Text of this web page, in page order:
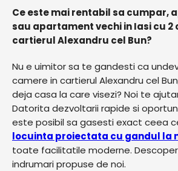
Ce este mai rentabil sa cumpar,
sau apartament vechi in Iasi cu 2
cartierul Alexandru cel Bun?
Nu e uimitor sa te gandesti ca
camere in cartierul Alexandru cel
deja casa la care visezi? Noi te
Datorita dezvoltarii rapide si
este posibil sa gasesti exact ceea
locuinta proiectata cu gandul la
toate facilitatile moderne.
indrumari propuse de noi.